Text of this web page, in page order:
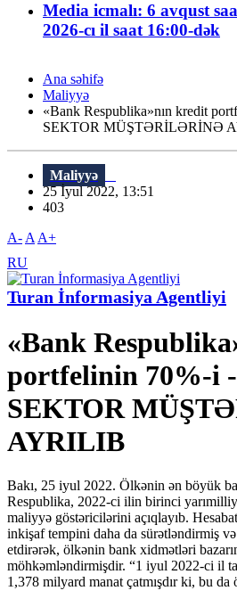
Media icmalı: 6 avqust
2026-cı il saat 16:00-dək
Ana səhifə
Maliyyə
«Bank Respublika»nın kredit
SEKTOR MÜŞTƏRİLƏRİNƏ
Maliyyə
25 İyul 2022, 13:51
403
A- A A+
RU
Turan İnformasiya Agentliyi
«Bank
portfelinin 70%-i
SEKTOR
AYRILIB
Bakı, 25 iyul 2022. Ölkənin ən böyük
Respublika, 2022-ci ilin birinci
maliyyə göstəricilərini açıqlayıb.
inkişaf tempini daha da sürətləndirmiş
etdirərək, ölkənin bank xidmətləri
möhkəmləndirmişdir. “1 iyul 2022-ci il
1,378 milyard manat çatmışdır ki, bu